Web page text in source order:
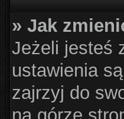
» Jak
Jeżeli jesteś
ustawienia
zajrzyj do